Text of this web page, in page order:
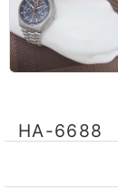
HA-6688